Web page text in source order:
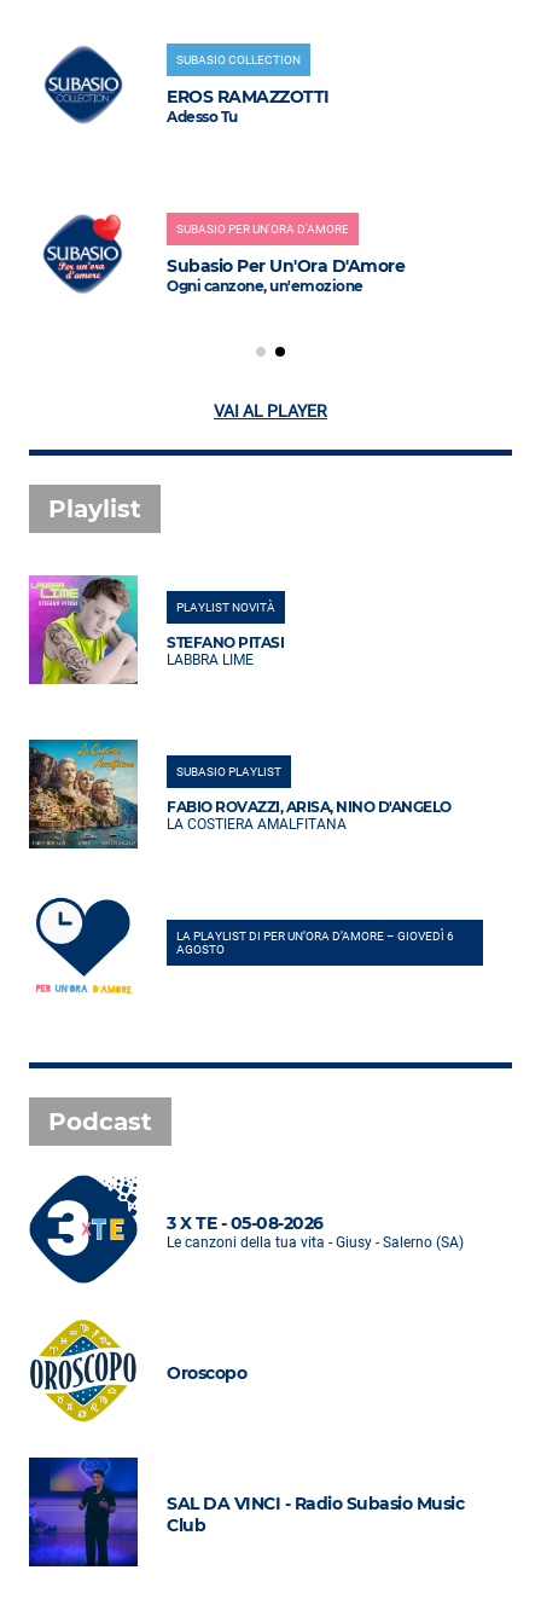
SUBASIO COLLECTION
EROS RAMAZZOTTI
Adesso Tu
SUBASIO PER UN'ORA D'AMORE
Subasio Per Un'Ora D'Amore
Ogni canzone, un'emozione
VAI AL PLAYER
Playlist
PLAYLIST NOVITÀ
STEFANO PITASI
LABBRA LIME
SUBASIO PLAYLIST
FABIO ROVAZZI, ARISA, NINO D'ANGELO
LA COSTIERA AMALFITANA
LA PLAYLIST DI PER UN’ORA D’AMORE – GIOVEDÌ 6
AGOSTO
Podcast
3 X TE - 05-08-2026
Le canzoni della tua vita - Giusy - Salerno (SA)
Oroscopo
SAL DA VINCI - Radio Subasio Music
Club